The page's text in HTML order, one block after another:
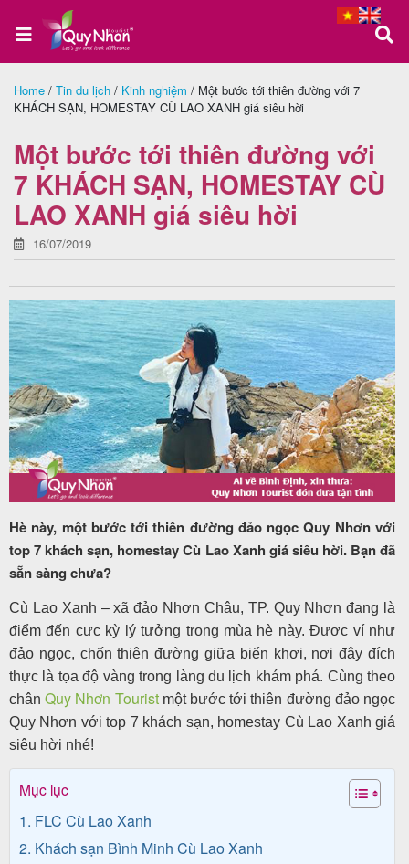
Trang
Tour
Quy
Tour
Phú
Yên
Tour
nước
Combo
Quy
Nhơn
Lịch
khởi
Home / Tin du lịch / Kinh nghiệm / Một bước tới thiên đường với 7
KHÁCH SẠN, HOMESTAY CÙ LAO XANH giá siêu hời
Một bước tới thiên đường với
7 KHÁCH SẠN, HOMESTAY CÙ
LAO XANH giá siêu hời
16/07/2019
Hè này, một bước tới thiên đường đảo ngọc Quy Nhơn với
top 7 khách sạn, homestay Cù Lao Xanh giá siêu hời. Bạn đã
sẵn sàng chưa?
Cù Lao Xanh – xã đảo Nhơn Châu, TP. Quy Nhơn đang là
điểm đến cực kỳ lý tưởng trong mùa hè này. Được ví như
đảo ngọc, chốn thiên đường giữa biển khơi, nơi đây đích
thực là tọa độ vàng trong làng du lịch khám phá. Cùng theo
chânQuy Nhơn Touristmột bước tới thiên đường đảo ngọc
Quy Nhơn với top 7 khách sạn, homestay Cù Lao Xanh giá
siêu hời nhé!
Mục lục
1. FLC Cù Lao Xanh
2. Khách sạn Bình Minh Cù Lao Xanh